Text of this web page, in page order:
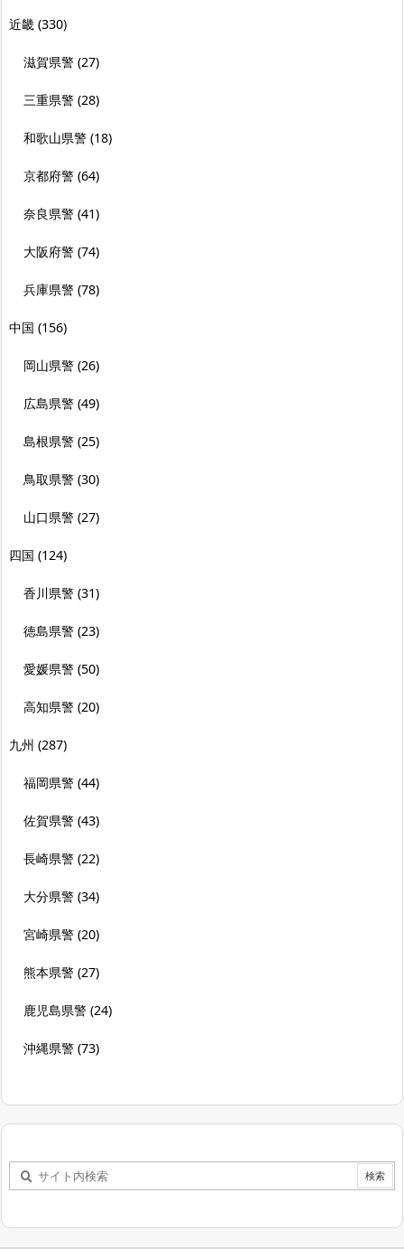
近畿 (330)
滋賀県警 (27)
三重県警 (28)
和歌山県警 (18)
京都府警 (64)
奈良県警 (41)
大阪府警 (74)
兵庫県警 (78)
中国 (156)
岡山県警 (26)
広島県警 (49)
島根県警 (25)
鳥取県警 (30)
山口県警 (27)
四国 (124)
香川県警 (31)
徳島県警 (23)
愛媛県警 (50)
高知県警 (20)
九州 (287)
福岡県警 (44)
佐賀県警 (43)
長崎県警 (22)
大分県警 (34)
宮崎県警 (20)
熊本県警 (27)
鹿児島県警 (24)
沖縄県警 (73)